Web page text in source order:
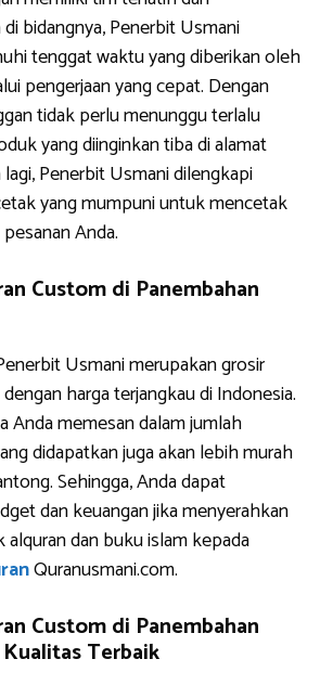
bidangnya, Penerbit Usmani
tenggat waktu yang diberikan oleh
pengerjaan yang cepat. Dengan
tidak perlu menunggu terlalu
yang diinginkan tiba di alamat
Penerbit Usmani dilengkapi
yang mumpuni untuk mencetak
Anda.
Custom di Panembahan
Usmani merupakan grosir
harga terjangkau di Indonesia.
Anda memesan dalam jumlah
didapatkan juga akan lebih murah
Sehingga, Anda dapat
dan keuangan jika menyerahkan
dan buku islam kepada
Quranusmani.com.
Custom di Panembahan
Terbaik